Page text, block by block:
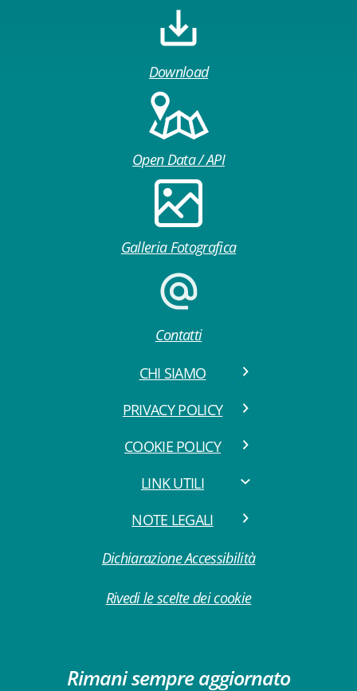
Download
Open Data / API
Galleria Fotografica
Contatti
CHI SIAMO
PRIVACY POLICY
COOKIE POLICY
LINK UTILI
NOTE LEGALI
Dichiarazione Accessibilità
Rivedi le scelte dei cookie
Rimani sempre aggiornato